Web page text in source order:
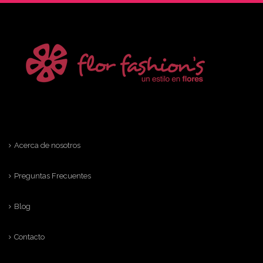
Acerca de nosotros
Preguntas Frecuentes
Blog
Contacto